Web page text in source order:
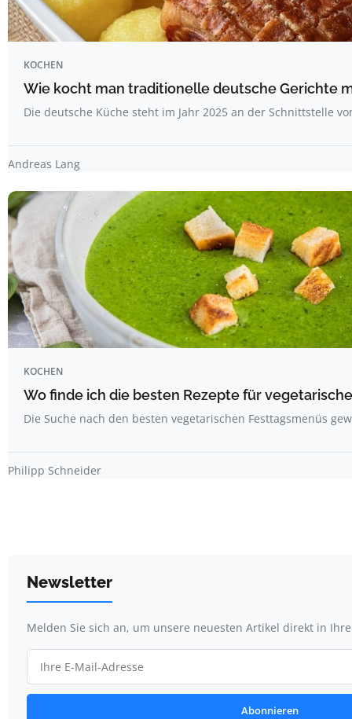
KOCHEN
Wie kocht man traditionelle deutsche Gerichte
Die deutsche Küche steht im Jahr 2025 an der Schnittstelle
Andreas Lang
KOCHEN
Wo finde ich die besten Rezepte für
Die Suche nach den besten vegetarischen Festtagsmenüs
Philipp Schneider
Newsletter
Melden Sie sich an, um unsere neuesten Artikel direkt in
Abonnieren